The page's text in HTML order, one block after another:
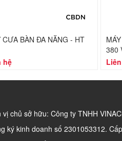
CƯA BÀN ĐA NĂNG - HT
hệ
380
chủ sở hữu: Công ty TNHH
ký kinh doanh số 2301053312.